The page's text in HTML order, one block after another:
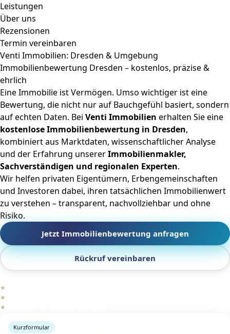
Leistungen
Über uns
Rezensionen
Termin vereinbaren
Venti Immobilien: Dresden & Umgebung
Immobilienbewertung Dresden – kostenlos, präzise &
ehrlich
Eine Immobilie ist Vermögen. Umso wichtiger ist eine
Bewertung, die nicht nur auf Bauchgefühl basiert, sondern
auf echten Daten. Bei Venti Immobilien erhalten Sie eine
kostenlose Immobilienbewertung in Dresden,
kombiniert aus Marktdaten, wissenschaftlicher Analyse
und der Erfahrung unsererImmobilienmakler,
Sachverständigen und regionalen Experten.
Wir helfen privaten Eigentümern, Erbengemeinschaften
und Investoren dabei, ihren tatsächlichen Immobilienwert
zu verstehen – transparent, nachvollziehbar und ohne
Risiko.
Jetzt Immobilienbewertung anfragen
Rückruf vereinbaren
Kurzformular